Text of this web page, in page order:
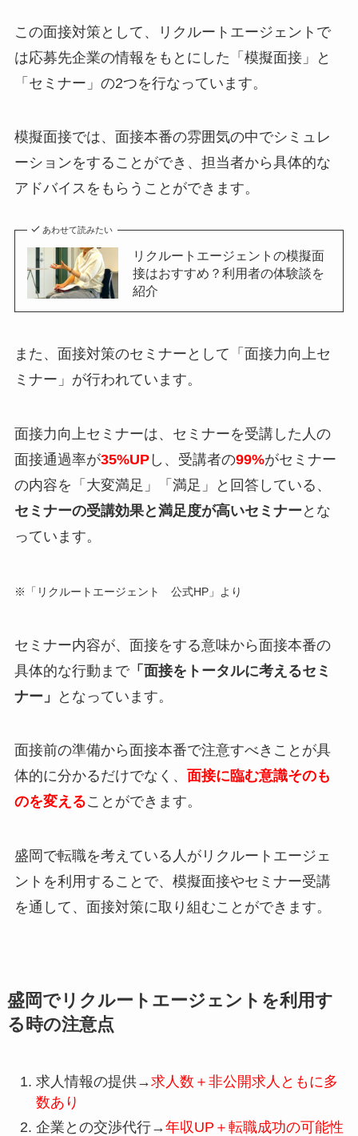
この面接対策として、リクルートエージェントで
は応募先企業の情報をもとにした 「模擬面接」
と
「セミナー」 の2つを行なっています。
模擬面接では、面接本番の雰囲気の中でシミュレ
ーションをすることができ、担当者から具体的な
アドバイスをもらうことができます。
あわせて読みたい
リクルートエージェントの模擬面
接はおすすめ？利用者の体験談を
紹介
また、面接対策のセミナーとして 「面接力向上セ
ミナー」 が行われています。
面接力向上セミナーは、セミナーを受講した人の
面接通過率が35%UPし、受講者の99%がセミナー
の内容を「大変満足」「満足」と回答している、
セミナーの受講効果と満足度が高いセミナー とな
っています。
※「リクルートエージェント 公式HP」より
セミナー内容が、面接をする意味から面接本番の
具体的な行動まで「面接をトータルに考えるセミ
ナー」
となっています。
面接前の準備から面接本番で注意すべきことが具
体的に分かるだけでなく、 面接に臨む意識そのも
のを変えることができます。
盛岡で転職を考えている人がリクルートエージェ
ントを利用することで、模擬面接やセミナー受講
を通して、面接対策に取り組むことができます。
盛岡でリクルートエージェントを利用す
る時の注意点
求人情報の提供→求人数＋非公開求人ともに多
数あり
企業との交渉代行→年収UP＋転職成功の可能性